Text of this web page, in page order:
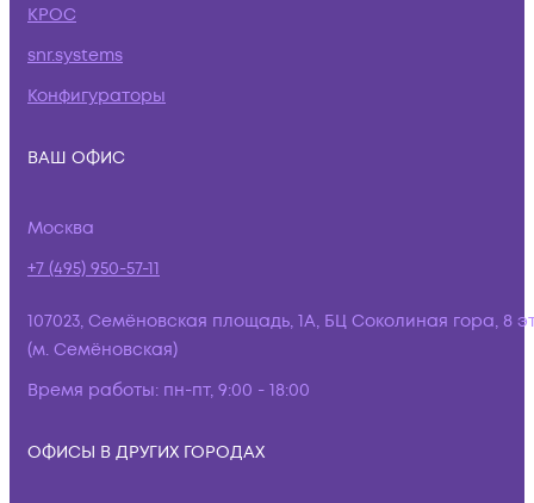
КРОС
snr.systems
Конфигураторы
ВАШ ОФИС
Москва
+7 (495) 950-57-11
107023, Семёновская площадь, 1А, БЦ Соколиная гора, 8
(м. Семёновская)
Время работы: пн-пт, 9:00 - 18:00
ОФИСЫ В ДРУГИХ ГОРОДАХ